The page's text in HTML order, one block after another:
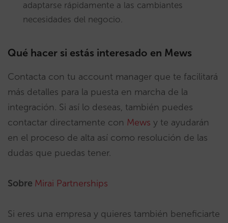
adaptarse rápidamente a las cambiantes
necesidades del negocio.
Qué hacer si estás interesado en Mews
Contacta con tu account manager que te facilitará
más detalles para la puesta en marcha de la
integración. Si así lo deseas, también puedes
contactar directamente con Mews y te ayudarán
en el proceso de alta así como resolución de las
dudas que puedas tener.
Sobre Mirai Partnerships
Si eres una empresa y quieres también beneficiarte